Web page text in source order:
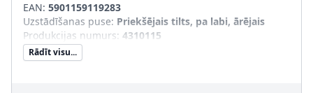
EAN: 5901159119283
Uzstādīšanas puse: Priekšējais tilts, pa labi, ārējais
Produkcijas numurs: 4310115
Rādīt visu...